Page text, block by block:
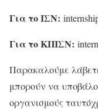
Για το ΙΣΝ:
Για το ΚΠΙΣΝ:
Παρακαλούμε
μπορούν να
οργανισμούς